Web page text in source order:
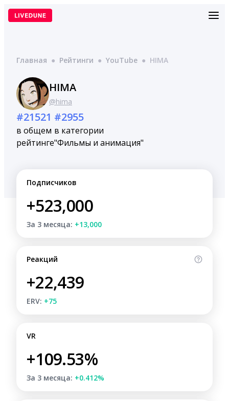
Перейти
Главная ● Рейтинги ● YouTube ● HIMA
HIMA
@hima
#21521
в общем
рейтинге
#2955
в категории
"Фильмы и анимация"
Подписчиков
+523,000
За 3 месяца: +13,000
Реакций
+22,439
ERV: +75
VR
+109.53%
За 3 месяца: +0.412%